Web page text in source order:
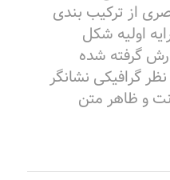
از ترکیب بندی
اولیه شکل
گرفته شده
گرافیکی نشانگر
و ظاهر متن